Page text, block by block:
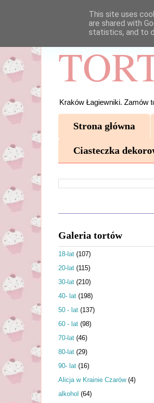
Kraków Łagiewniki. Zamów
Strona główna
Ciasteczka
Galeria tortów
18-lat (107)
20-lat (115)
30-lat (210)
40- lat (198)
50 - lat (137)
60 - lat (98)
70-lat (46)
80-lat (29)
90- lat (16)
Alicja w Krainie Czarów (4)
alkohol (64)
This site uses
are shared with
statistics, and to